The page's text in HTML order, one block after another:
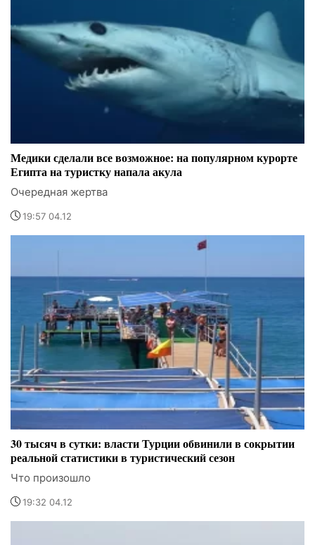
Медики сделали все возможное: на популярном курорте
Египта на туристку напала акула
Очередная жертва
19:57 04.12
30 тысяч в сутки: власти Турции обвинили в сокрытии
реальной статистики в туристический сезон
Что произошло
19:32 04.12